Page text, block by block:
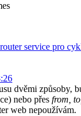
service pro
dvěmi způsoby,
nebo přes from,
web nepoužívám.